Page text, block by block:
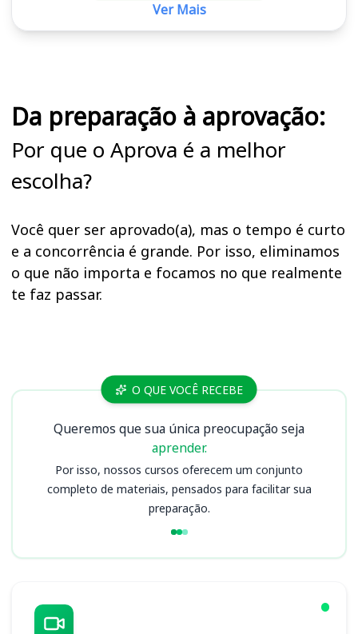
Ver Mais
Da preparação à aprovação:
Por que o Aprova é a melhor
escolha?
Você quer ser aprovado(a), mas o tempo é curto
e a concorrência é grande. Por isso, eliminamos
o que não importa e focamos no que realmente
te faz passar.
Cursos O QUE VOCÊ RECEBE
Queremos que sua única preocupação seja
aprender.
Por isso, nossos cursos oferecem um conjunto
completo de materiais, pensados para facilitar sua
preparação.